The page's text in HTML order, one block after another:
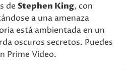
deStephen King, con
a una amenaza
está ambientada en un
oscuros secretos. Puedes
Prime Video​.